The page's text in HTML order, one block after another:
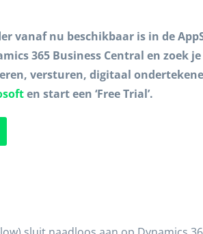
vanaf nu beschikbaar is in de
365 Business Central en zoek
versturen, digitaal
en start een ‘Free Trial’.